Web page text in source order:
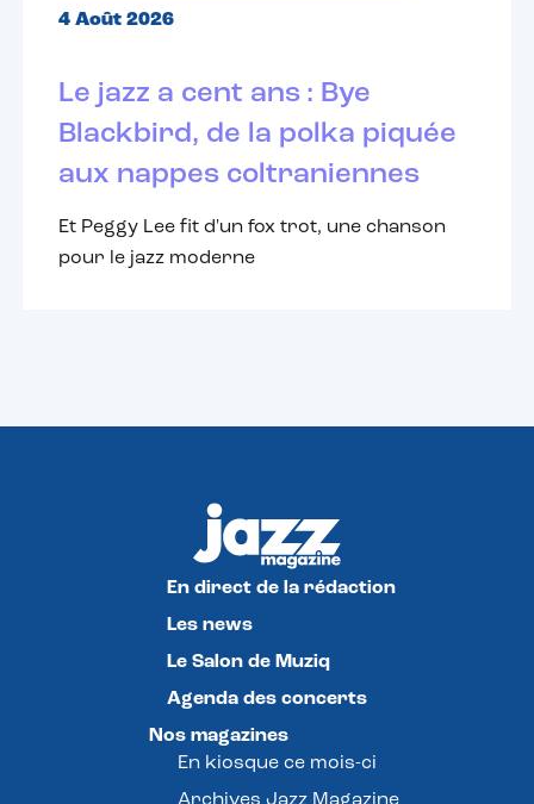
4 Août 2026
Le jazz a cent ans : Bye
Blackbird, de la polka piquée
aux nappes coltraniennes
Et Peggy Lee fit d'un fox trot, une chanson
pour le jazz moderne
En direct de la rédaction
Les news
Le Salon de Muziq
Agenda des concerts
Nos magazines
En kiosque ce mois-ci